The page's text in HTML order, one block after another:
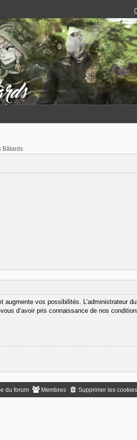
Bâtards
vos possibilités. L’administrateur
d’avoir pris connaissance de nos
Supprimer les cookies
Membres
du forum